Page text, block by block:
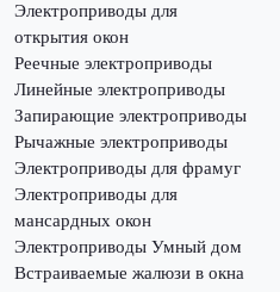
Электроприводы для
открытия окон
Реечные электроприводы
Линейные электроприводы
Запирающие электроприводы
Рычажные электроприводы
Электроприводы для фрамуг
Электроприводы для
мансардных окон
Электроприводы Умный дом
Встраиваемые жалюзи в окна